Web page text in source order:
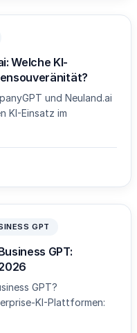
Welche KI-
und Neuland.ai
KI-Einsatz im
GPT
GPT:
GPT?
KI-Plattformen: